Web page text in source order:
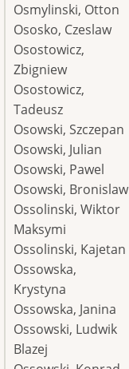
Osmylinski, Otton
Ososko, Czeslaw
Osostowicz,
Zbigniew
Osostowicz,
Tadeusz
Osowski, Szczepan
Osowski, Julian
Osowski, Pawel
Osowski, Bronislaw
Ossolinski, Wiktor
Maksymi
Ossolinski, Kajetan
Ossowska,
Krystyna
Ossowska, Janina
Ossowski, Ludwik
Blazej